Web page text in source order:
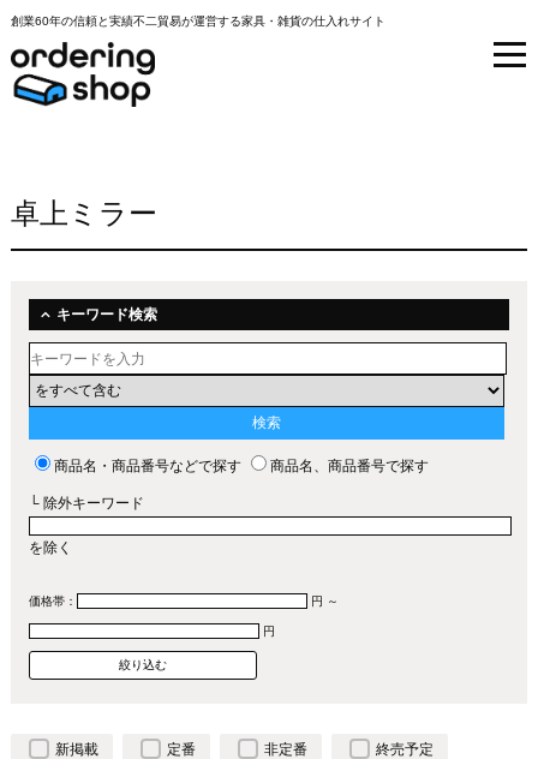
創業60年の信頼と実績不二貿易が運営する家具・雑貨の仕入れサイト
卓上ミラー
キーワード検索
商品名・商品番号などで探す 商品名、商品番号で探す
└ 除外キーワード
を除く
価格帯： 円 ～
円
新掲載 定番 非定番 終売予定